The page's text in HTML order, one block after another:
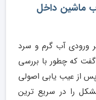
ماشین داخل
ورودی آب گرم و سرد
که چطور با بررسی
از عیب یابی اصولی
را در سریع ترین